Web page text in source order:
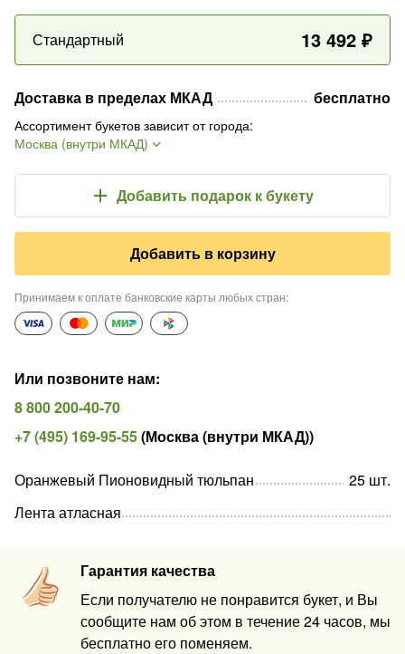
Стандартный 13 492 ₽
Доставка в пределах МКАД бесплатно
Ассортимент букетов зависит от города:
Москва (внутри МКАД)
Добавить подарок к букету
Добавить в корзину
Принимаем к оплате банковские карты любых стран:
Или позвоните нам:
8 800 200-40-70
+7 (495) 169-95-55(Москва (внутри МКАД))
Гарантия качества
Если получателю не понравится букет, и Вы
сообщите нам об этом в течение 24 часов, мы
бесплатно его поменяем.
Оранжевый Пионовидный тюльпан 25 шт.
Лента атласная